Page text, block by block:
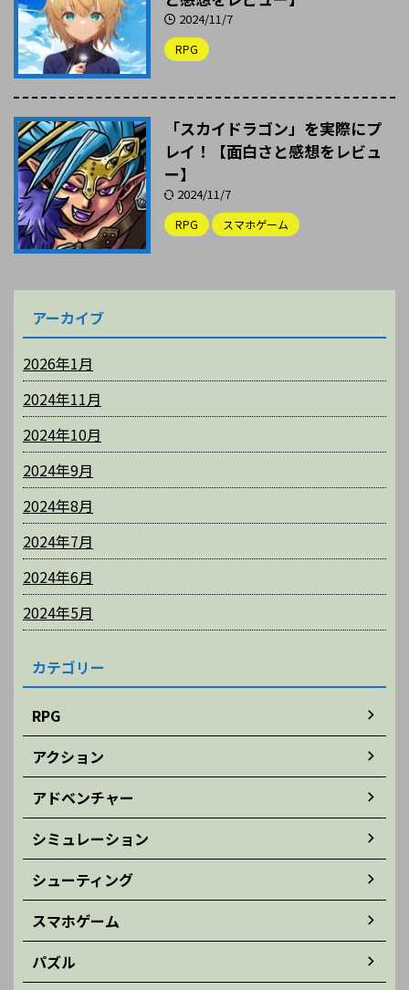
2024/11/7
RPG
「スカイドラゴン」を実際にプ
レイ！【面白さと感想をレビュ
ー】
2024/11/7
RPG スマホゲーム
アーカイブ
2026年1月
2024年11月
2024年10月
2024年9月
2024年8月
2024年7月
2024年6月
2024年5月
カテゴリー
RPG
アクション
アドベンチャー
シミュレーション
シューティング
スマホゲーム
パズル